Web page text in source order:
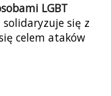
LGBT
się z
celem ataków